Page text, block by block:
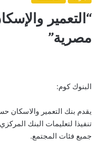
“التعمير
مصرية”
البنوك كوم:
يقدم بنك التعمير والاسكان
تنفيذا لتعليمات البنك
جميع فئات المجتمع.